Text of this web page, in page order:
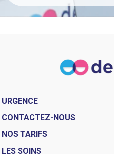
URGENCE
CONTACTEZ-NOUS
NOS TARIFS
LES SOINS